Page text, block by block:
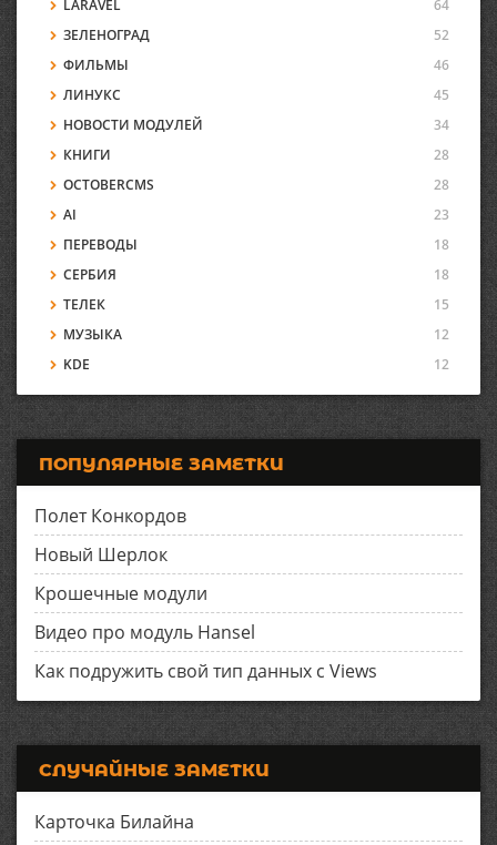
LARAVEL
64
ЗЕЛЕНОГРАД
52
ФИЛЬМЫ
46
ЛИНУКС
45
НОВОСТИ МОДУЛЕЙ
34
КНИГИ
28
OCTOBERCMS
28
AI
23
ПЕРЕВОДЫ
18
СЕРБИЯ
18
ТЕЛЕК
15
МУЗЫКА
12
KDE
12
ПОПУЛЯРНЫЕ ЗАМЕТКИ
Полет Конкордов
Новый Шерлок
Крошечные модули
Видео про модуль Hansel
Как подружить свой тип данных с Views
СЛУЧАЙНЫЕ ЗАМЕТКИ
Карточка Билайна